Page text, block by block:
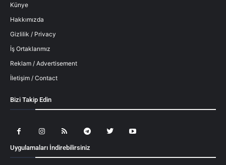
Künye
Hakkımızda
Gizlilik / Privacy
İş Ortaklarımız
Reklam / Advertisement
İletişim / Contact
Bizi Takip Edin
Uygulamaları İndirebilirsiniz